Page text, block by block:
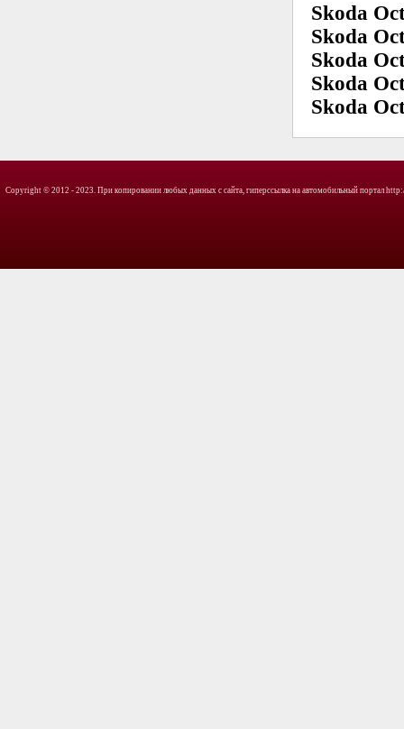
Skoda
Skoda
Skoda
Skoda
Skoda
Copyright © 2012 - 2023. При копировании любых данных с сайта, гиперссылка на автомобильный портал